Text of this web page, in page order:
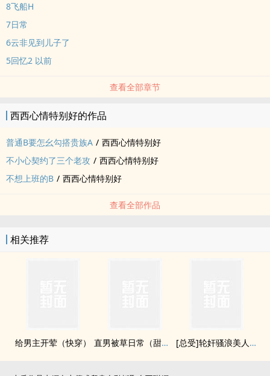
这个不听话的B
主角受：表面顺从，一直在想办法为自己谋取利益
主角攻：表面冷漠，实际非常看重感情，是纯爱战士
8飞船H
7日常
6云非见到儿子了
5回忆2 以前
查看全部章节
西西心情特别好的作品
普通B要怎幺勾搭贵族A / 西西心情特别好
不小心契约了三个老攻 / 西西心情特别好
不想上班的B / 西西心情特别好
查看全部作品
相关推荐
给男主开荤（快穿） 直男被草日常（甜，NP） [总受]‎轮‍‍奸‍‌骚浪‎‌美‌人‎‍NP